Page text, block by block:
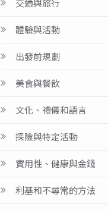
交通與旅行
體驗與活動
出發前規劃
美食與餐飲
文化、禮儀和語言
探險與特定活動
實用性、健康與金錢
利基和不尋常的方法